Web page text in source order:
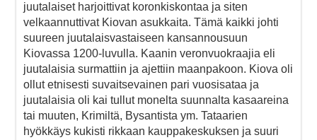
juutalaiset harjoittivat koronkiskontaa ja siten
velkaannuttivat Kiovan asukkaita. Tämä kaikki johti
suureen juutalaisvastaiseen kansannousuun
Kiovassa 1200-luvulla. Kaanin veronvuokraajia eli
juutalaisia surmattiin ja ajettiin maanpakoon. Kiova oli
ollut etnisesti suvaitsevainen pari vuosisataa ja
juutalaisia oli kai tullut monelta suunnalta kasaareina
tai muuten, Krimiltä, Bysantista ym. Tataarien
hyökkäys kukisti rikkaan kauppakeskuksen ja suuri